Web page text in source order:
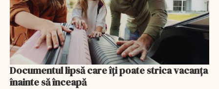
Documentul lipsă care îți poate strica vacanța
înainte să înceapă